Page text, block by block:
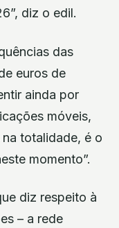
diz o edil.
das
euros de
ainda por
móveis,
totalidade, é o
momento”.
diz respeito à
– a rede